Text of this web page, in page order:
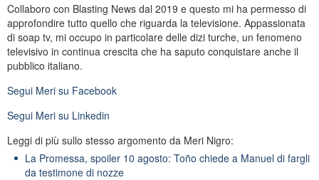
Collaboro con Blasting News dal 2019 e questo mi ha permesso di
approfondire tutto quello che riguarda la televisione. Appassionata
di soap tv, mi occupo in particolare delle dizi turche, un fenomeno
televisivo in continua crescita che ha saputo conquistare anche il
pubblico italiano.
Segui Meri su Facebook
Segui Meri su Linkedin
Leggi di più sullo stesso argomento da Meri Nigro:
La Promessa, spoiler 10 agosto: Toño chiede a Manuel di fargli
da testimone di nozze